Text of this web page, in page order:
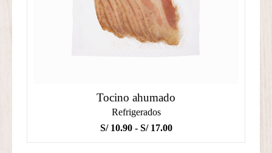
Tocino ahumado
Refrigerados
S/10.90 - S/17.00Rango